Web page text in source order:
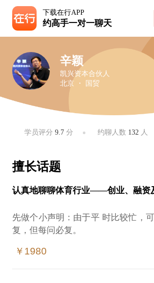
下载在行APP
约高手一对一聊天
辛颖
凯兴资本合伙人
北京 ・ 国贸
学员评分9.7 分 约聊人数 132 人
擅长话题
认真地聊聊体育行业——创业、融资
先做个小声明：由于平 时比较忙，
复，但每问必复。
疫情放开了，消费却很低迷，体育
￥1980